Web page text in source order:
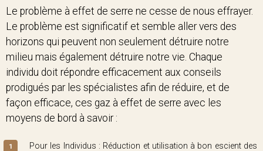
Le problème à effet de serre ne cesse de nous effrayer.
Le problème est significatif et semble aller vers des
horizons qui peuvent non seulement détruire notre
milieu mais également détruire notre vie. Chaque
individu doit répondre efficacement aux conseils
prodigués par les spécialistes afin de réduire, et de
façon efficace, ces gaz à effet de serre avec les
moyens de bord à savoir :
Pour les Individus : Réduction et utilisation à bon escient des